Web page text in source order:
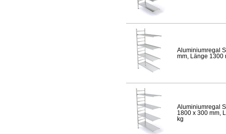
Aluminiumregal
mm, Länge 1300
Aluminiumregal
1800 x 300 mm,
kg